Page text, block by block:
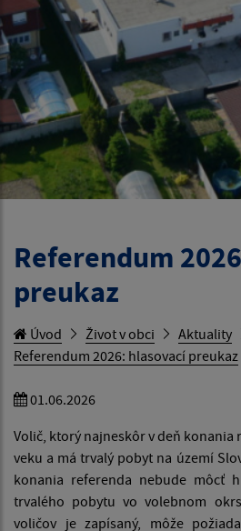
Referendum
preukaz
Úvod Život v obci
Aktuality
Referendum 2026: hlasovací preukaz
01.06.2026
Volič, ktorý najneskôr v deň konania
veku a má trvalý pobyt na území
konania referenda nebude môcť
trvalého pobytu vo volebnom
voličov je zapísaný, môže